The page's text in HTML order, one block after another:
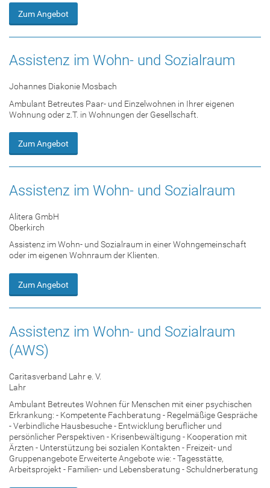
Zum Angebot
Assistenz im Wohn- und Sozialraum
Johannes Diakonie Mosbach
Ambulant Betreutes Paar- und Einzelwohnen in Ihrer eigenen
Wohnung oder z.T. in Wohnungen der Gesellschaft.
Zum Angebot
Assistenz im Wohn- und Sozialraum
Alitera GmbH
Oberkirch
Assistenz im Wohn- und Sozialraum in einer Wohngemeinschaft
oder im eigenen Wohnraum der Klienten.
Zum Angebot
Assistenz im Wohn- und Sozialraum
(AWS)
Caritasverband Lahr e. V.
Lahr
Ambulant Betreutes Wohnen für Menschen mit einer psychischen
Erkrankung: - Kompetente Fachberatung - Regelmäßige Gespräche
- Verbindliche Hausbesuche - Entwicklung beruflicher und
persönlicher Perspektiven - Krisenbewältigung - Kooperation mit
Ärzten - Unterstützung bei sozialen Kontakten - Freizeit- und
Gruppenangebote Erweiterte Angebote wie: - Tagesstätte,
Arbeitsprojekt - Familien- und Lebensberatung - Schuldnerberatung